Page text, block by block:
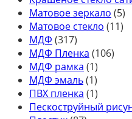
Матовое зеркало (5)
Матовое стекло (11)
МДФ (317)
МДФ Пленка (106)
МДФ рамка (1)
МДФ эмаль(1)
ПВХ пленка (1)
Пескоструйный